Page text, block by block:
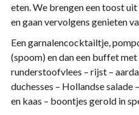
eten. We brengen een toost
en gaan vervolgens genieten
Een garnalencocktailtje,
(spoom) en dan een buffet met
runderstoofvlees – rijst –
duchesses – Hollandse
en kaas – boontjes gerold in